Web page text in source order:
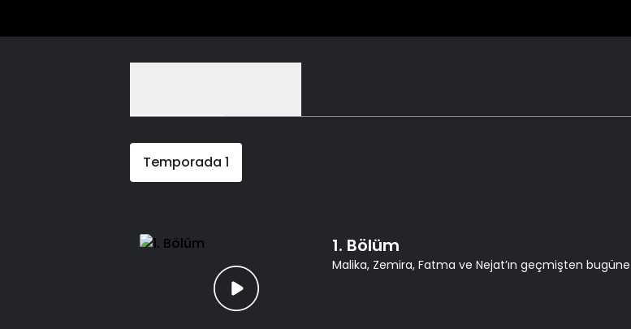
Temporada 1
1. Bölüm
Malika, Zemira, Fatma ve Nejat’ın geçmişten